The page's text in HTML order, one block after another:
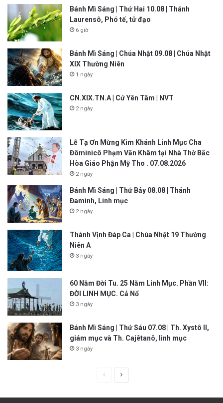
Bánh Mì Sáng | Thứ Hai 10.08 | Thánh
Laurensô, Phó tế, tử đạo
6 giờ
Bánh Mì Sáng | Chúa Nhật 09.08 | Chúa Nhật
XIX Thường Niên
1 ngày
CN.XIX.TN.A | Cứ Yên Tâm | NVT
2 ngày
Lễ Tạ Ơn Mừng Kim Khánh Linh Mục Cha
Đôminicô Phạm Văn Khâm tại Nhà Thờ Bắc
Hòa Giáo Phận Mỹ Tho . 07.08.2026
2 ngày
Bánh Mì Sáng | Thứ Bảy 08.08 | Thánh
Đaminh, Linh mục
2 ngày
Thánh Vịnh Đáp Ca | Chúa Nhật 19 Thường
Niên A
3 ngày
60 Năm Đời Tu. 25 Năm Linh Mục. Phần VII:
ĐỜI LINH MỤC. Cả Nổ
3 ngày
Bánh Mì Sáng | Thứ Sáu 07.08 | Th. Xystô II,
giám mục và Th. Cajêtanô, linh mục
3 ngày